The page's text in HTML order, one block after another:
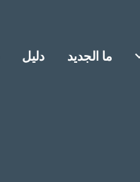
ما الجديد دليل